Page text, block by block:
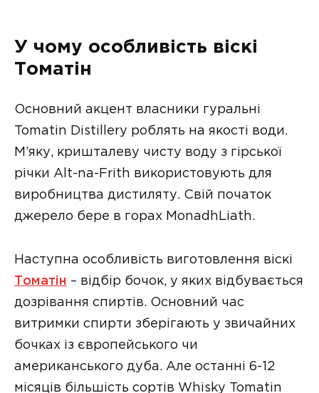
У чому особливість віскі
Томатін
Основний акцент власники гуральні
Tomatin Distillery роблять на якості води.
М’яку, кришталеву чисту воду з гірської
річки Alt-na-Frith використовують для
виробництва дистиляту. Свій початок
джерело бере в горах MonadhLiath.
Наступна особливість виготовлення віскі
Томатін – відбір бочок, у яких відбувається
дозрівання спиртів. Основний час
витримки спирти зберігають у звичайних
бочках із європейського чи
американського дуба. Але останні 6-12
місяців більшість сортів Whisky Tomatin